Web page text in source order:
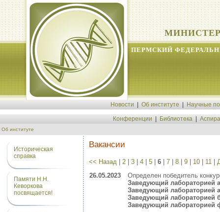
ПЕРМСКИЙ
Новости Об институте Научные
Конференции Библиотека
Об институте
Историческая
справка
Памяти Н.Н.
Кеворкова
посвящается!
Вакансии
<< Назад | 2 | 3 | 4 | 5 | 6 | 7 | 8 | 9 | 10 | 11 |
26.05.2023
Определен победитель
Заведующий лабораторией
Заведующий лабораторией
Заведующий лабораторией
Заведующий лабораторией